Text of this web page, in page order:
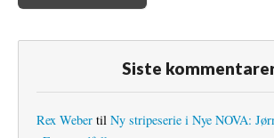
Siste
Rex Weber til Ny stripeserie i Nye NOVA: